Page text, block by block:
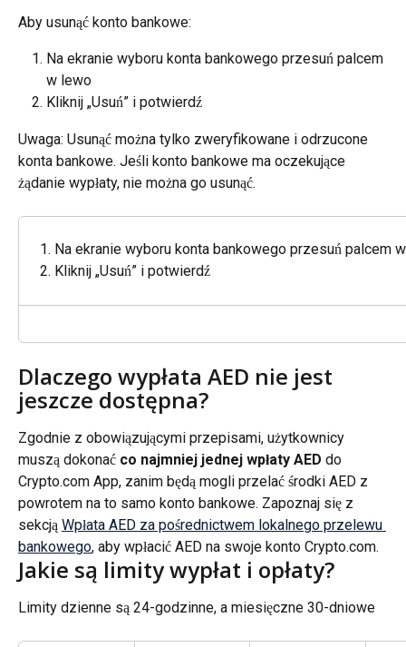
Aby usunąć konto bankowe:
Na ekranie wyboru konta bankowego przesuń palcem
w lewo
Kliknij „Usuń” i potwierdź
Uwaga: Usunąć można tylko zweryfikowane i odrzucone
konta bankowe. Jeśli konto bankowe ma oczekujące
żądanie wypłaty, nie można go usunąć.
Na ekranie wyboru konta bankowego przesuń palcem
Kliknij „Usuń” i potwierdź
Dlaczego wypłata AED nie jest
jeszcze dostępna?
Zgodnie z obowiązującymi przepisami, użytkownicy
muszą dokonać co najmniej jednej wpłaty AED do
Crypto.com App, zanim będą mogli przelać środki AED z
powrotem na to samo konto bankowe. Zapoznaj się z
sekcją Wpłata AED za pośrednictwem lokalnego przelewu
bankowego, aby wpłacić AED na swoje konto Crypto.com.
Jakie są limity wypłat i opłaty?
Limity dzienne są 24-godzinne, a miesięczne 30-dniowe